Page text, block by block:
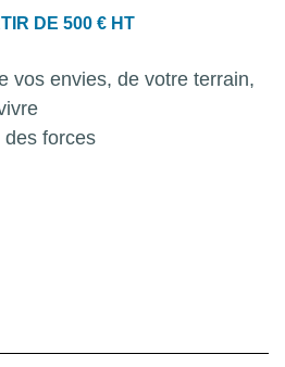
DE 500 € HT
vos envies, de votre terrain,
des forces